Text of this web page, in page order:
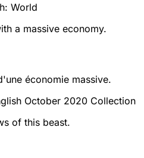
World
a massive economy.
économie massive.
October 2020 Collection
of this beast.